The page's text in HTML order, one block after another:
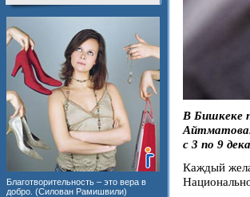
Благотворительность – это вера в
добро. (Силован Рамишвили)
В Бишкеке
Айтматова.
с 3 по 9
Каждый